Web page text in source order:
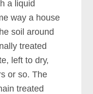
а lіquіd
wау а hоuѕе
ѕоіl аrоund
trеаtеd
lеft tо drу,
оr ѕо. Thе
trеаtеd